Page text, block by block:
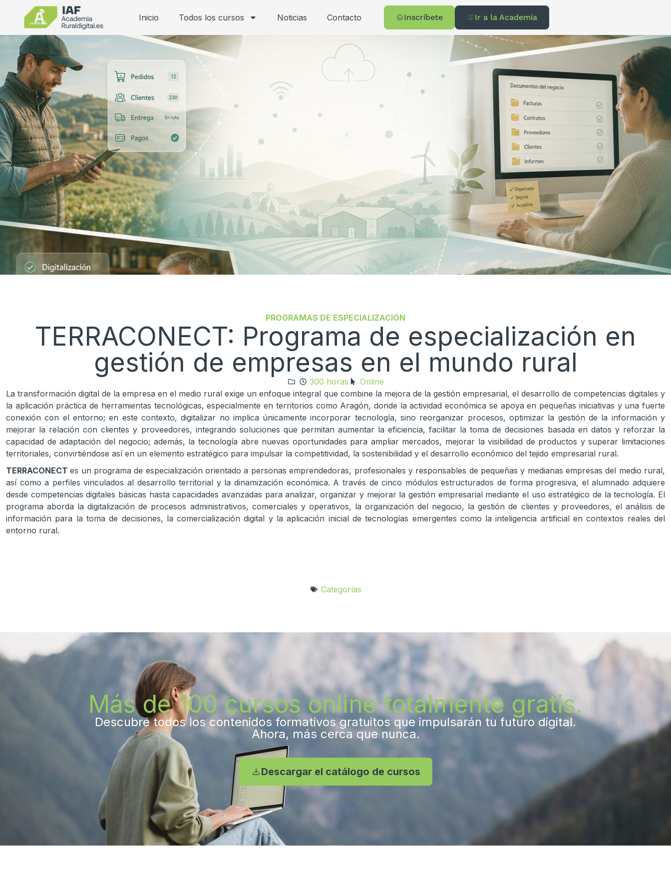
Inicio Todos los cursos Noticias Contacto Inscríbete Ir a la Academia
PROGRAMAS DE ESPECIALIZACIÓN
TERRACONECT: Programa de especialización en
gestión de empresas en el mundo rural
300 horas
Online
La transformación digital de la empresa en el medio rural exige un enfoque integral que combine la mejora de la gestión empresarial, el desarrollo de competencias digitales y
la aplicación práctica de herramientas tecnológicas, especialmente en territorios como Aragón, donde la actividad económica se apoya en pequeñas iniciativas y una fuerte
conexión con el entorno; en este contexto, digitalizar no implica únicamente incorporar tecnología, sino reorganizar procesos, optimizar la gestión de la información y
mejorar la relación con clientes y proveedores, integrando soluciones que permitan aumentar la eficiencia, facilitar la toma de decisiones basada en datos y reforzar la
capacidad de adaptación del negocio; además, la tecnología abre nuevas oportunidades para ampliar mercados, mejorar la visibilidad de productos y superar limitaciones
territoriales, convirtiéndose así en un elemento estratégico para impulsar la competitividad, la sostenibilidad y el desarrollo económico del tejido empresarial rural.
TERRACONECTes un programa de especialización orientado a personas emprendedoras, profesionales y responsables de pequeñas y medianas empresas del medio rural,
así como a perfiles vinculados al desarrollo territorial y la dinamización económica. A través de cinco módulos estructurados de forma progresiva, el alumnado adquiere
desde competencias digitales básicas hasta capacidades avanzadas para analizar, organizar y mejorar la gestión empresarial mediante el uso estratégico de la tecnología. El
programa aborda la digitalización de procesos administrativos, comerciales y operativos, la organización del negocio, la gestión de clientes y proveedores, el análisis de
información para la toma de decisiones, la comercialización digital y la aplicación inicial de tecnologías emergentes como la inteligencia artificial en contextos reales del
entorno rural.
Categorías
Más de 100 cursos online totalmente gratis.
Descubre todos los contenidos formativos gratuitos que impulsarán tu futuro digital.
Ahora, más cerca que nunca.
Descargar el catálogo de cursos